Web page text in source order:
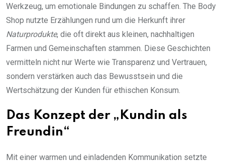
Werkzeug, um emotionale Bindungen zu schaffen. The Body
Shop nutzte Erzählungen rund um die Herkunft ihrer
Naturprodukte, die oft direkt aus kleinen, nachhaltigen
Farmen und Gemeinschaften stammen. Diese Geschichten
vermitteln nicht nur Werte wie Transparenz und Vertrauen,
sondern verstärken auch das Bewusstsein und die
Wertschätzung der Kunden für ethischen Konsum.
Das Konzept der „Kundin als
Freundin“
Mit einer warmen und einladenden Kommunikation setzte